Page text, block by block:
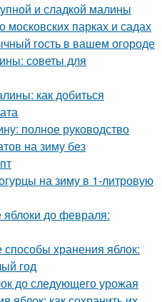
и сладкой малины
парках и садах
гость в вашем огороде
советы для
как добиться
полное руководство
на зиму без
на зиму в 1-литровую
до февраля:
хранения яблок:
год
до следующего урожая